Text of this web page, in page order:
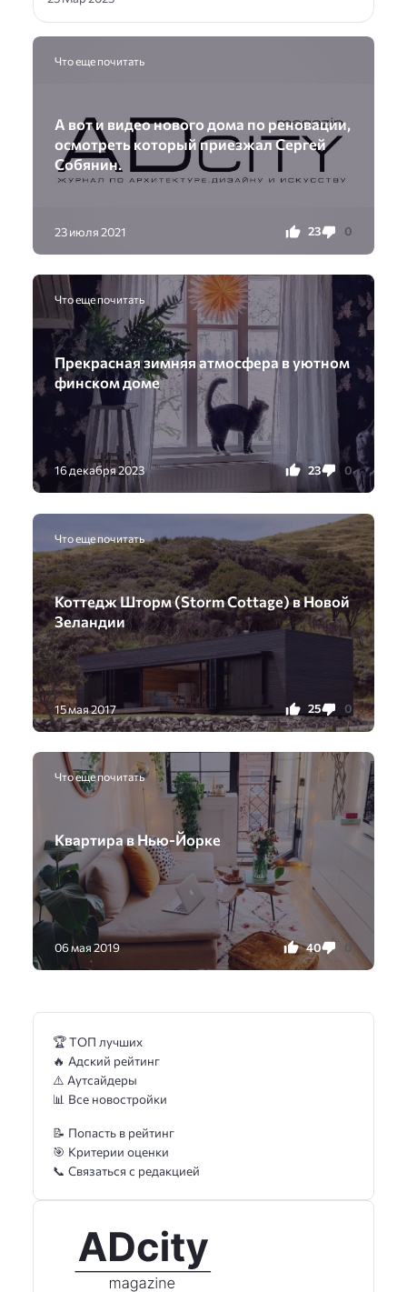
Что еще почитать
А вот и видео нового дома по реновации,
осмотреть который приезжал Сергей
Собянин.
23 июля 2021 23 0
Что еще почитать
Прекрасная зимняя атмосфера в уютном
финском доме
16 декабря 2023 23 0
Что еще почитать
Коттедж Шторм (Storm Cottage) в Новой
Зеландии
15 мая 2017 25 0
Что еще почитать
Квартира в Нью-Йoрке
06 мая 2019 40 0
🏆 ТОП лучших
🔥 Адский рейтинг
⚠️ Аутсайдеры
📊 Все новостройки
📝 Попасть в рейтинг
🎯 Критерии оценки
📞 Связаться с редакцией